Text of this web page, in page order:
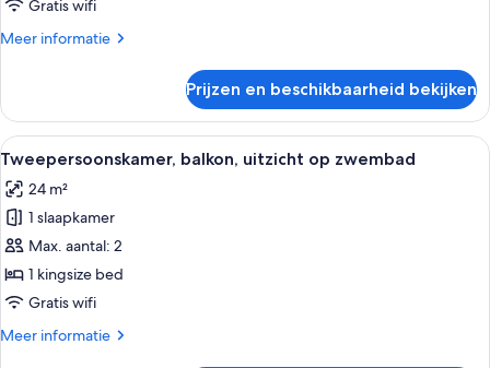
Adults
Child)
laden
Gratis wifi
Meer informatie
Meer
suite
(3
Adults
Child)
Prijzen en beschikbaarheid bekijken
Alle
foto's
voor
Tweepersoonskamer,
balkon,
uitzicht
op
laden
Een moderne hotelkamer met een
4
Tweepersoonskamer, balkon, uitzicht op zwembad
24 m²
1 slaapkamer
Max. aantal: 2
1 kingsize bed
Gratis wifi
Meer informatie
Meer